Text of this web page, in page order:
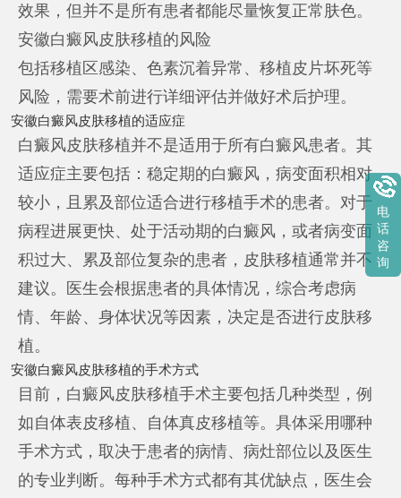
效果，但并不是所有患者都能尽量恢复正常肤色。
安徽白癜风皮肤移植的风险
包括移植区感染、色素沉着异常、移植皮片坏死等
风险，需要术前进行详细评估并做好术后护理。
安徽白癜风皮肤移植的适应症
白癜风皮肤移植并不是适用于所有白癜风患者。其
适应症主要包括：稳定期的白癜风，病变面积相对
较小，且累及部位适合进行移植手术的患者。对于
病程进展更快、处于活动期的白癜风，或者病变面
积过大、累及部位复杂的患者，皮肤移植通常并不
建议。医生会根据患者的具体情况，综合考虑病
情、年龄、身体状况等因素，决定是否进行皮肤移
植。
安徽白癜风皮肤移植的手术方式
目前，白癜风皮肤移植手术主要包括几种类型，例
如自体表皮移植、自体真皮移植等。具体采用哪种
手术方式，取决于患者的病情、病灶部位以及医生
的专业判断。每种手术方式都有其优缺点，医生会
电
话
咨
询